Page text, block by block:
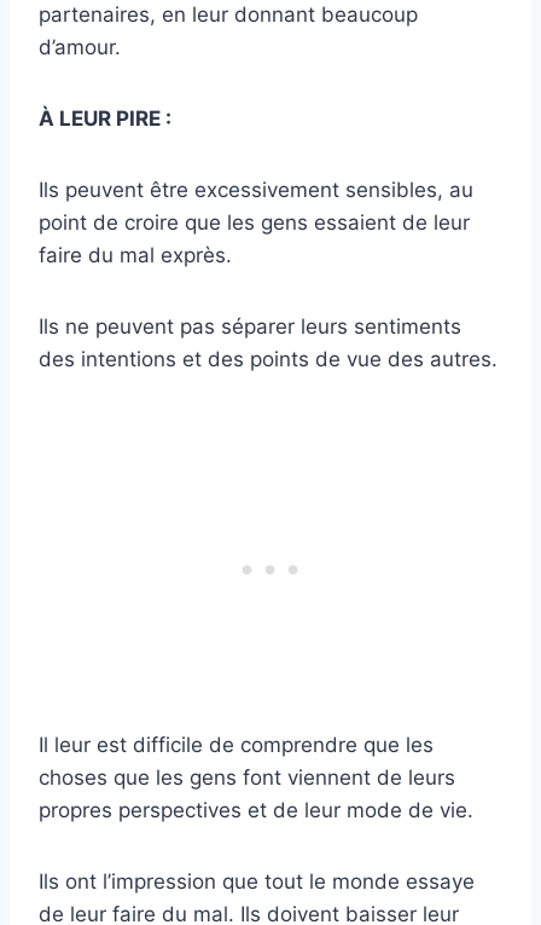
partenaires, en leur donnant beaucoup
d’amour.
À LEUR PIRE :
Ils peuvent être excessivement sensibles, au
point de croire que les gens essaient de leur
faire du mal exprès.
Ils ne peuvent pas séparer leurs sentiments
des intentions et des points de vue des autres.
Il leur est difficile de comprendre que les
choses que les gens font viennent de leurs
propres perspectives et de leur mode de vie.
Ils ont l’impression que tout le monde essaye
de leur faire du mal. Ils doivent baisser leur